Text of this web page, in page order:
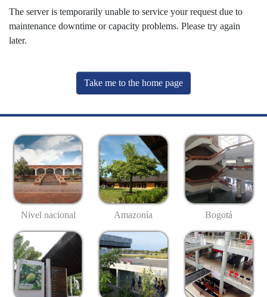
The server is temporarily unable to service your request due to
maintenance downtime or capacity problems. Please try again
later.
Take me to the home page
Nivel nacional Amazonía Bogotá